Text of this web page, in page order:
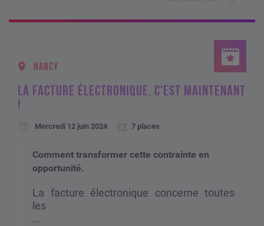
NANCY
LA FACTURE ÉLECTRONIQUE, C'EST MAINTENANT
!
Mercredi 12 juin 2024 7 places
Comment transformer cette contrainte en
opportunité.
La facture électronique concerne toutes
les
...